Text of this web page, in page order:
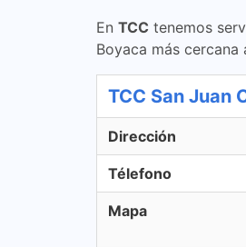
En TCC tenemos
Boyaca más cercana
TCC San Juan
Dirección
Télefono
Mapa